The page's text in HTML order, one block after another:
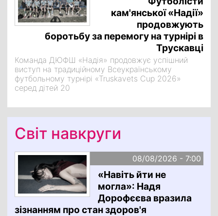
кам'янської «Надії»
продовжують
боротьбу за перемогу на турнірі в
Трускавці
Команда ДЮФШ «Надія» продовжує успішний
виступ на традиційному Всеукраїнському
футбольному турнірі «Truskavets Cup 2026»
серед дітей 20
Світ навкруги
08/08/2026 - 7:00
«Навіть йти не
могла»: Надя
Дорофєєва вразила
зізнанням про стан здоров'я